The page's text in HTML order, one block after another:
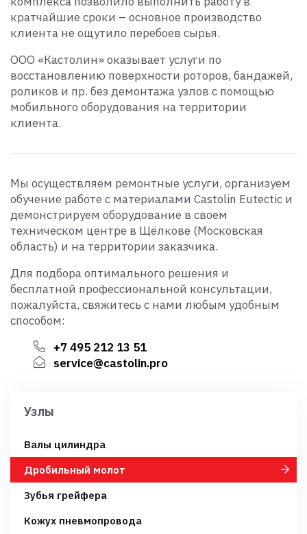
кратчайшие сроки – основное производство
клиента не ощутило перебоев сырья.
ООО «Кастолин» оказывает услуги по
восстановлению поверхности роторов, бандажей,
роликов и пр. без демонтажа узлов с помощью
мобильного оборудования на территории
клиента.
Мы осуществляем ремонтные услуги, организуем
обучение работе с материалами Castolin Eutectic и
демонстрируем оборудование в своем
техническом центре в Щёлкове (Московская
область) и на территории заказчика.
Для подбора оптимального решения и
бесплатной профессиональной консультации,
пожалуйста, свяжитесь с нами любым удобным
способом:
+7 495 212 13 51
service@castolin.pro
Узлы
Валы цилиндра
Дробильный молот
Зубья грейфера
Кожух пневмопровода